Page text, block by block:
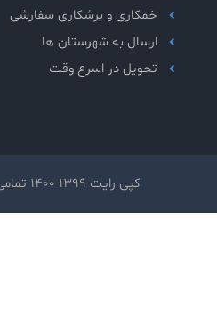
خمکاری و برشکاری سفارشی
ارسال به شهرستان ها
تحویل در اسرع وقت
کپی رایت 1399-1400 تمامی حقوق محفوظ است